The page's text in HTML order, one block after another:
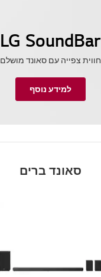
LG SoundBar
חווית צפייה עם סאונד מושלם
למידע נוסף
סאונד ברים